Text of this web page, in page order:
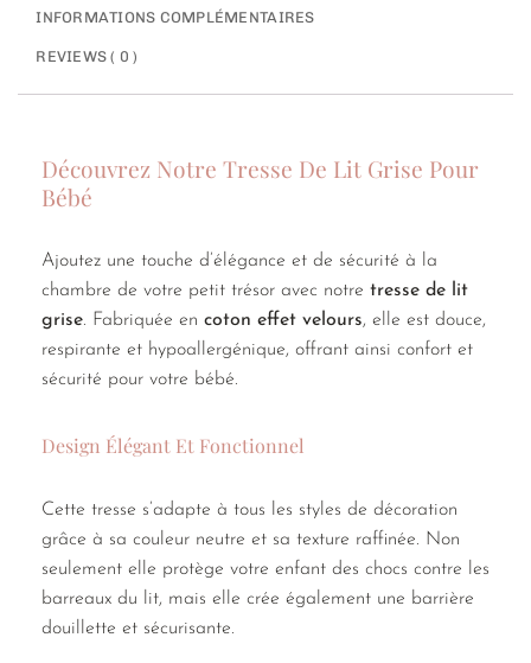
INFORMATIONS COMPLÉMENTAIRES
REVIEWS ( 0 )
Découvrez Notre Tresse De Lit Grise Pour
Bébé
Ajoutez une touche d’élégance et de sécurité à la
chambre de votre petit trésor avec notre tresse de lit
grise. Fabriquée en coton effet velours, elle est douce,
respirante et hypoallergénique, offrant ainsi confort et
sécurité pour votre bébé.
Design Élégant Et Fonctionnel
Cette tresse s’adapte à tous les styles de décoration
grâce à sa couleur neutre et sa texture raffinée. Non
seulement elle protège votre enfant des chocs contre les
barreaux du lit, mais elle crée également une barrière
douillette et sécurisante.